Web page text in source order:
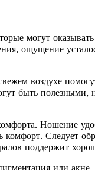
могут
ощущение
воздухе
быть полезными,
Ношение
Следует
поддержит
или